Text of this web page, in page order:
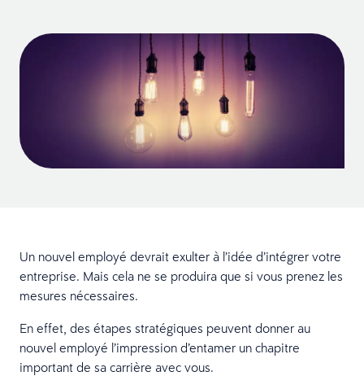
Un nouvel employé devrait exulter à l’idée d’intégrer votre
entreprise. Mais cela ne se produira que si vous prenez les
mesures nécessaires.
En effet, des étapes stratégiques peuvent donner au
nouvel employé l’impression d’entamer un chapitre
important de sa carrière avec vous.